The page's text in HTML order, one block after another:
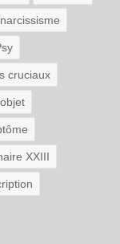
narcissisme
cruciaux
XXIII